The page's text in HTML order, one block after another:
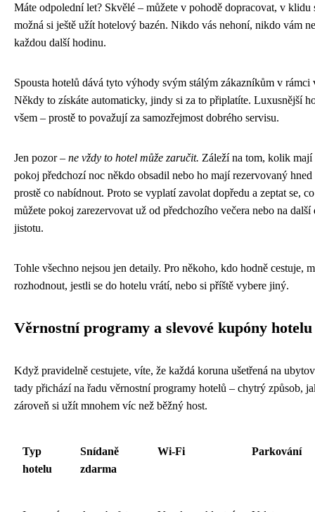
Máte odpolední let? Skvělé – můžete v pohodě dopracovat, v klidu
možná si ještě užít hotelový bazén. Nikdo vás nehoní, nikdo vám
každou další hodinu.
Spousta hotelů dává tyto výhody svým stálým zákazníkům v rámci
Někdy to získáte automaticky, jindy si za to připlatíte. Luxusnější
všem – prostě to považují za samozřejmost dobrého servisu.
Jen pozor – ne vždy to hotel může zaručit. Záleží na tom, kolik mají
pokoj předchozí noc někdo obsadil nebo ho mají rezervovaný
prostě co nabídnout. Proto se vyplatí zavolat dopředu a zeptat se,
můžete pokoj zarezervovat už od předchozího večera nebo na další
jistotu.
Tohle všechno nejsou jen detaily. Pro někoho, kdo hodně cestuje,
rozhodnout, jestli se do hotelu vrátí, nebo si příště vybere jiný.
Věrnostní programy a slevové kupóny hotelu
Když pravidelně cestujete, víte, že každá koruna ušetřená na
tady přichází na řadu věrnostní programy hotelů – chytrý způsob,
zároveň si užít mnohem víc než běžný host.
Typ
hotelu
Snídaně
zdarma
Wi-Fi Parkování